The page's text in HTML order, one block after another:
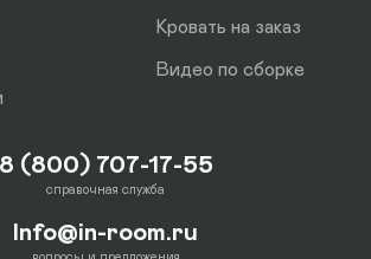
Кровать на заказ
Видео по сборке
8 (800) 707-17-55
справочная служба
Info@in-room.ru